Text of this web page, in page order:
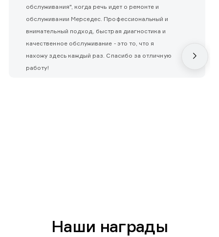
обслуживания", когда речь идет о ремонте и
обслуживании Мерседес. Профессиональный и
внимательный подход, быстрая диагностика и
качественное обслуживание - это то, что я
нахожу здесь каждый раз. Спасибо за отличную
работу!
Наши награды